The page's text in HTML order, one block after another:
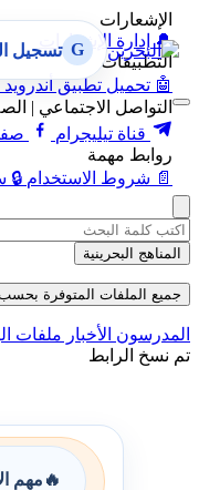
الإشعارات
🔔 إدارة الإشعارات
التطبيقات
🤖 تحميل تطبيق أندرويد
التواصل الاجتماعي |
قناة تيليجرام
روابط مهمة
📄 شروط الاستخدام 🔒
G تسجيل
المناهج البحرينية
جميع الملفات المتوفرة بحسب
المدرسون الأخبار ملفات
تم نسخ الرابط
🔥 مهم